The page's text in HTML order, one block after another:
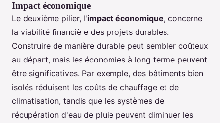
Impact économique
Le deuxième pilier, l'impact économique, concerne
la viabilité financière des projets durables.
Construire de manière durable peut sembler coûteux
au départ, mais les économies à long terme peuvent
être significatives. Par exemple, des bâtiments bien
isolés réduisent les coûts de chauffage et de
climatisation, tandis que les systèmes de
récupération d'eau de pluie peuvent diminuer les